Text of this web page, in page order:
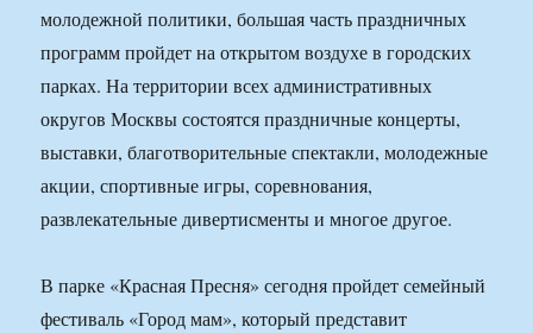
молодежной политики, большая часть праздничных
программ пройдет на открытом воздухе в городских
парках. На территории всех административных
округов Москвы состоятся праздничные концерты,
выставки, благотворительные спектакли, молодежные
акции, спортивные игры, соревнования,
развлекательные дивертисменты и многое другое.
В парке «Красная Пресня» сегодня пройдет семейный
фестиваль «Город мам», который представит